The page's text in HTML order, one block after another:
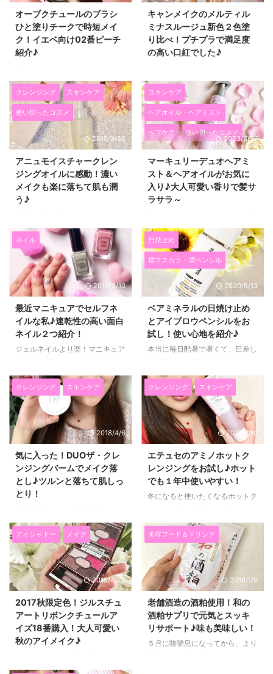
「とにかくハイフが安い！」 し
かも「サロンが綺麗！」 さらに
「駅からめちゃ近い！」 私は
40000ショットだったけど、 最
大で80000ショットもできます
多いの初めて♡ 安いけど、内装
が ...
のに、flarossoのことは最近まで
知りませんでした。 でも、アイ
シャドウと、口紅と、ハイライト
とアイブロウを使ってみて、 ど
ドウは集めたくなりましたね☆
flarosso（フラロッソ）のアイシ
ャドウケースがポップで可愛い！
こちらが、フラロッソのア ...
オーブクチュールのブラシ
ひと塗りチークで時短メイ
ク！イエベ向け02番ピーチ
紹介♪
ているチークが、 ２０１９年１
１月１２日に発売になった AUBE
のブラシひと塗りチーク（ワンシ
ョットチーク）♪ 私は、一か月前
くらいにいただいたので、 発売
より前に使ってます(*^▽^*) 色は
イエベ肌にピッタリなオレンジピ
ンク系のチーク！ 肌なじみがよ
くて、肌が綺麗に見えるんですよ
ね～！ そして何より、使うのが
ル・ブラシひと塗りチークは全３
色♪ブルべイエベに似合うのは？
AUBEのブ ...
キャンメイクのメルティル
ミナスルージュ新色２色塗
り比べ！プチプラで満足度
の高い口紅でした♪
ら、２０１９年１０月１日に発売
された メルティールミナスルー
ジュの新色 04番キャラメルテラ
コッタと 05番ストロベリーモカ
を試しました(^^)/ どちらも発色
がよくて、 とろけるような塗り
ジが入った04番キャラメルテラ
コッタが、 オレンジ系なのに、
カジュアルではなく エレガント
な雰囲気になるので気に入りまし
す☆ では早速色味などを紹介し
ます(^^)/ キャンメイク メルテ
ィ ...
クレンジング スキンケア
使い切ったコスメ
2019/9/25
アニュモイスチャークレン
ジングオイルに感動！濃い
メイクも楽に落ちて肌も潤
う♪
ングオイルを紹介します(^^)/ こ
ちらの「anu（アニュ）モイスチ
ャークレンジングオイル」です。
アニュモイスチャークレンジング
オイルを使うと、 クレンジング
する前より肌が潤うんです！ し
とスッキリ落ちてダブル洗顔な
し！ 摩擦による刺激を押さえら
れるから肌にも優しいですし、
忙しい日でも簡単にメイクを落と
クレンジングオイルは刺激が強そ
うと思う人や、 クレンジングミ
ルクやクレンジ ...
スキンケア
ヘアオイル・ヘアミスト
ヘアケア 使い切ったコスメ
2023/5/27
マーキュリーデュオヘアミ
スト＆ヘアオイルがお気に
入り♪大人可愛い香りで髪サ
ラサラ～
になるので、 いい香りのヘアフ
レグランスやヘアミストが欲しく
なります(*^▽^*) 今使っているの
は、７月末に発売になったばかり
の MERCURYDUO（マーキュリ
ーデュオ）のエレガンスヘアミス
ーデュオのエレガンスヘアオイル
を使っていて、 香りが気に入っ
ていたので、ミストも使ってみる
ことにしました。 マーキュリー
wakka（めがみのわっか）」と
コラボ してるんですよ～♪ マー
キュリ ...
ネイル
2019/3/10
最近マニキュアでセルフネ
イルな私♪速乾性の高い面白
ネイル２つ紹介！
ジェルネイルより楽！マニキュア
がお気に入り♪ 最近は、ジェルネ
イルよりもマニキュア派の私。
というのも毎日忙しいので、ネイ
ルサロンに行くのも時間がかかっ
て面倒だったり、 自分でジェル
ネイルをするのも２時間くらいは
かかってしまうのが もったいな
いと感じてしまって。 しかも、
自分でジェルネイルをすると首と
目が疲れますしね。 なので、 マ
ニキュアが超便利だな！と改めて
ミートウキョウ）というブランド
のもので ...
日焼止め
眉マスカラ・眉ペンシル
2020/5/13
ベアミネラルの日焼け止め
とアイブロウペンシルをお
試し！使い心地を紹介♪
本当に毎日酷暑で暑くて、日差し
汗でメイクは崩れやすいし、毎日
太陽との闘い。。。 紫外線がめ
ちゃめちゃ強いので、 ビーチに
行ったりしなくても
bareminerals（ベアミネラル）の
SPF50PA++++の日焼け止めでケ
アをしています。 忙しいとなか
なか頻繁に日焼け止めも塗りなお
せないし、 メイク前から
SPF50PA++++を使うことを強く
お勧めします。 baremineralsの
い！ 今回試してみたのは、bare
...
クレンジング スキンケア
2018/4/6
気に入った！DUOザ・クレ
ンジングバームでメイク落
とし♪ツルンと落ちて肌しっ
とり！
て、アットコスメで１位も獲得し
ている、 クレンジングバーム
「D.U.O（デュオ ザ・クレンジン
グバーム」を試してみたのです
が、 最近使ってみたクレンジン
グの中でも特にいい！！と思いま
と思います。 実はこのD.U.Oをい
ただいたのが、半年くらい前だっ
たのですが、 その時、クレンジ
ングバームってこってりしている
肌荒れもしていたので使わずにず
クレンジング スキンケア
2018/7/10
エテュセのアミノホットク
レンジングをお試し♪ホット
でも１年中使いやすい！
冬になると使いたくなるホットク
パッケージが可愛いエテュセのプ
レミアムアミノホットクレンジン
グを試してみました！ これ一つ
で、メイク落とし、洗顔、マッサ
ージ、パック、保湿の機能を持っ
ていて、 ダブル洗顔不要。 まつ
エクを着けていても使えるクレン
ジングです。 ホットクレンジン
グは３つ目なので、今まで使った
のと比較しながら紹介したいと思
います♪ エテュセのアミノホット
アイシャドー メイク
2019/4/29
2017秋限定色！ジルスチュ
アートリボンクチュールア
イズ18番購入！大人可愛い
秋のアイメイク♪
ばかりの ジルスチュアートビュ
美容フード＆ドリンク
2019/1/9
老舗酒造の酒粕使用！和の
酒粕サプリで元気とスッキ
リサポート♪味も美味しい！
５月に咳喘息になってから、より